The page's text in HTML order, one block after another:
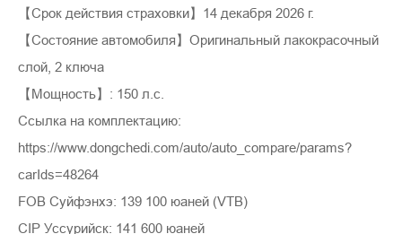
【Срок действия страховки】14 декабря 2026 г.
【Состояние автомобиля】Оригинальный лакокрасочный
слой, 2 ключа
【Мощность】: 150 л.с.
Ссылка на комплектацию:
https://www.dongchedi.com/auto/auto_compare/params?
carIds=48264
FOB Суйфэнхэ: 139 100 юаней (VTB)
CIP Уссурийск: 141 600 юаней